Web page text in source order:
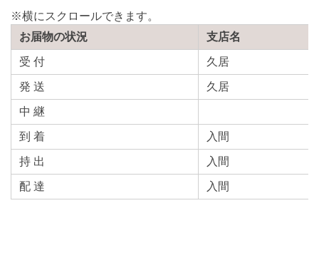
お届物の状況 支店名
受 付 久居
発 送 久居
中 継
到 着 入間
持 出 入間
配 達 入間